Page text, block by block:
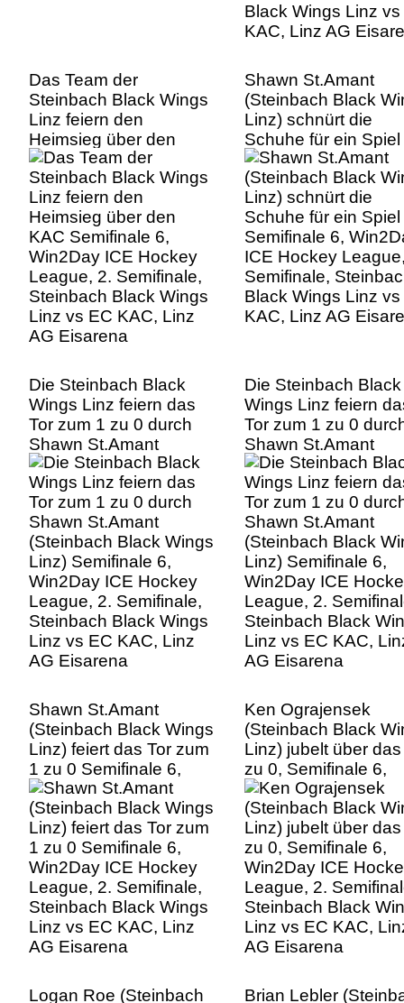
Das Team der
Steinbach Black Wings
Linz feiern den
Heimsieg über den
KAC Semifinale 6,
Win2Day ICE Hockey
League, 2. Semifinale,
Steinbach Black Wings
Linz vs EC KAC, Linz
AG Eisarena
Shawn St.Amant
(Steinbach Black
Linz) schnürt die
Schuhe für ein Spiel
Semifinale 6,
ICE Hockey
Semifinale,
Black Wings Linz vs
KAC, Linz AG
Die Steinbach Black
Wings Linz feiern das
Tor zum 1 zu 0 durch
Shawn St.Amant
(Steinbach Black Wings
Linz) Semifinale 6,
Win2Day ICE Hockey
League, 2. Semifinale,
Steinbach Black Wings
Linz vs EC KAC, Linz
AG Eisarena
Die Steinbach Black
Wings Linz feiern
Tor zum 1 zu 0
Shawn St.Amant
(Steinbach Black
Linz) Semifinale 6,
Win2Day ICE
League, 2.
Steinbach Black
Linz vs EC KAC,
AG Eisarena
Shawn St.Amant
(Steinbach Black Wings
Linz) feiert das Tor zum
1 zu 0 Semifinale 6,
Win2Day ICE Hockey
League, 2. Semifinale,
Steinbach Black Wings
Linz vs EC KAC, Linz
AG Eisarena
Ken Ograjensek
(Steinbach Black
Linz) jubelt über
zu 0, Semifinale 6,
Win2Day ICE
League, 2.
Steinbach Black
Linz vs EC KAC,
AG Eisarena
Logan Roe (Steinbach Brian Lebler